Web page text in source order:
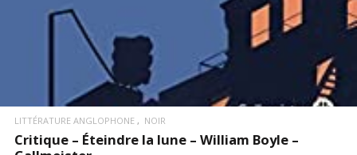
LITTÉRATURE ANGLOPHONE NOIR
Critique – Éteindre la lune – William Boyle –